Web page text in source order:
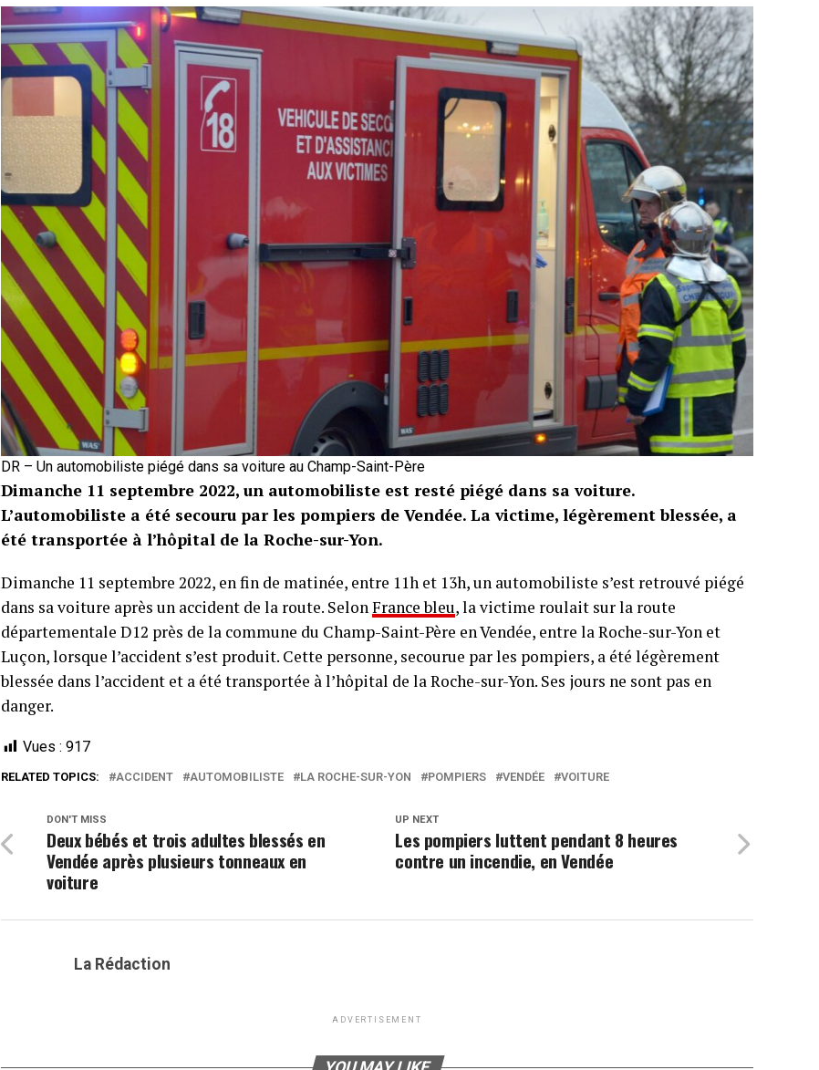
DR – Un automobiliste piégé dans sa voiture au Champ-Saint-Père
Dimanche 11 septembre 2022, un automobiliste est resté piégé dans sa voiture.
L’automobiliste a été secouru par les pompiers de Vendée. La victime, légèrement blessée, a
été transportée à l’hôpital de la Roche-sur-Yon.
Dimanche 11 septembre 2022, en fin de matinée, entre 11h et 13h, un automobiliste s’est retrouvé piégé
dans sa voiture après un accident de la route. SelonFrance bleu, la victime roulait sur la route
départementale D12 près de la commune du Champ-Saint-Père en Vendée, entre la Roche-sur-Yon et
Luçon, lorsque l’accident s’est produit. Cette personne, secourue par les pompiers, a été légèrement
blessée dans l’accident et a été transportée à l’hôpital de la Roche-sur-Yon. Ses jours ne sont pas en
danger.
Vues : 917
RELATED TOPICS: ACCIDENT AUTOMOBILISTE LA ROCHE-SUR-YON POMPIERS VENDÉE VOITURE
UP NEXT
Les pompiers luttent pendant 8 heures
contre un incendie, en Vendée
DON'T MISS
Deux bébés et trois adultes blessés en
Vendée après plusieurs tonneaux en
voiture
La Rédaction
ADVERTISEMENT